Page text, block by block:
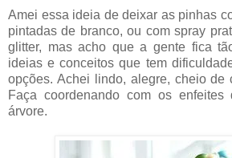
Amei essa ideia de deixar as pinhas
pintadas de branco, ou com spray
glitter, mas acho que a gente fica
ideias e conceitos que tem
opções. Achei lindo, alegre, cheio de
Faça coordenando com os
árvore.